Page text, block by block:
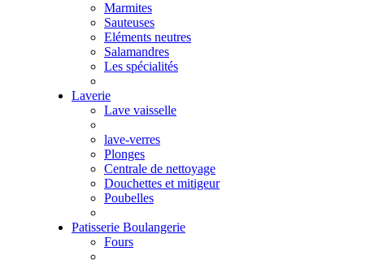
Marmites
Sauteuses
Eléments neutres
Salamandres
Les spécialités
Laverie
Lave vaisselle
lave-verres
Plonges
Centrale de nettoyage
Douchettes et mitigeur
Poubelles
Patisserie Boulangerie
Fours